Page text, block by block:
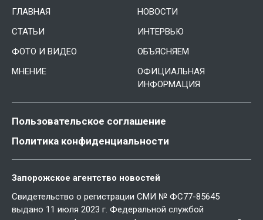
ГЛАВНАЯ
НОВОСТИ
СТАТЬИ
ИНТЕРВЬЮ
ФОТО И ВИДЕО
ОБЪЯСНЯЕМ
МНЕНИЕ
ОФИЦИАЛЬНАЯ
ИНФОРМАЦИЯ
Пользовательское соглашение
Политика конфиденциальности
Запорожское агентство новостей
Свидетельство о регистрации СМИ № ФС77-85645
выдано 11 июля 2023 г. Федеральной службой